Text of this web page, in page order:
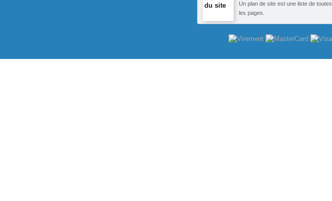
Un plan de site est une liste de toutes
les pages.